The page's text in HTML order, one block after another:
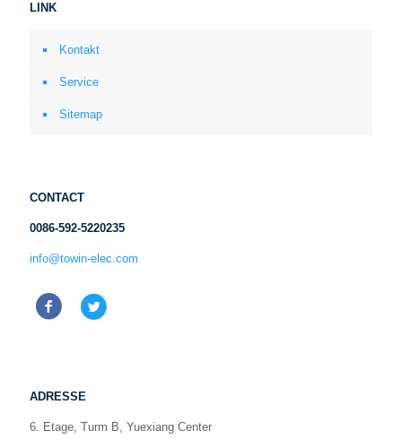
LINK
Kontakt
Service
Sitemap
CONTACT
0086-592-5220235
info@towin-elec.com
ADRESSE
6. Etage, Turm B, Yuexiang Center